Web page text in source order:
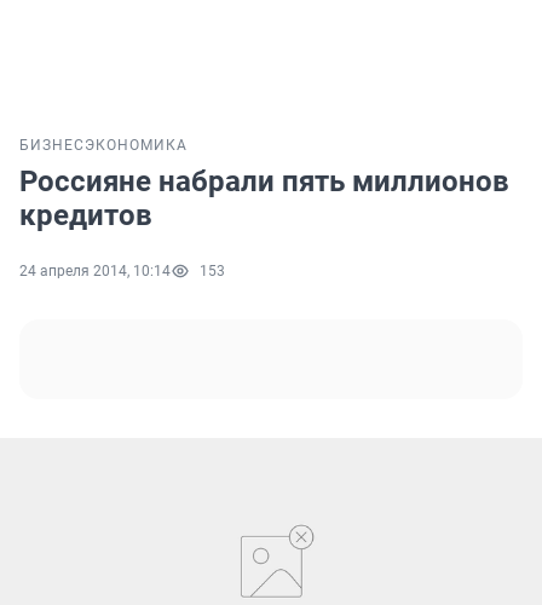
БИЗНЕС ЭКОНОМИКА
Россияне набрали пять миллионов
кредитов
24 апреля 2014, 10:14 153